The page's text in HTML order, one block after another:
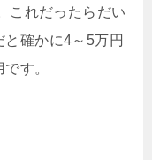
これだったらだい
確かに4～5万円
す。